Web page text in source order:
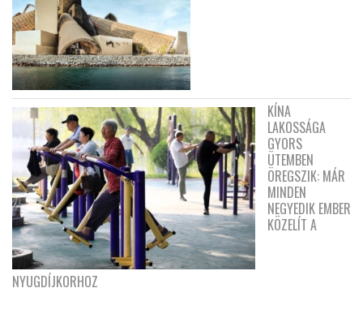
KÍNA
LAKOSSÁGA
GYORS
ÜTEMBEN
ÖREGSZIK: MÁR
MINDEN
NEGYEDIK EMBER
KÖZELÍT A
NYUGDÍJKORHOZ